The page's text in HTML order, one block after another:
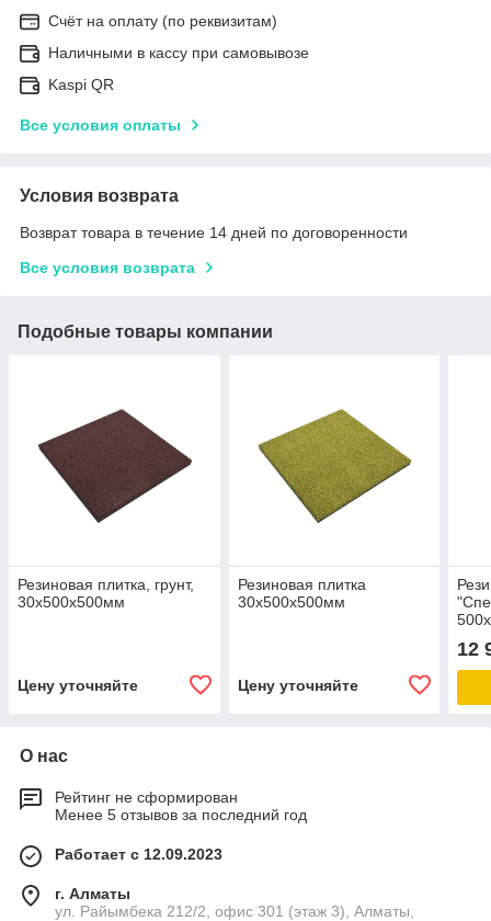
Счёт на оплату (по реквизитам)
Наличными в кассу при самовывозе
Kaspi QR
Все условия оплаты
Условия возврата
Возврат товара в течение 14 дней по договоренности
Все условия возврата
Подобные товары компании
Резиновая плитка, грунт,
30х500х500мм
Цену уточняйте
Резиновая плитка
30х500х500мм
Цену уточняйте
12
О нас
Рейтинг не сформирован
Менее 5 отзывов за последний год
Работает с 12.09.2023
г. Алматы
ул. Райымбека 212/2, офис 301 (этаж 3), Алматы,